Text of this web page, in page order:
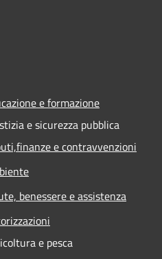
e formazione
e sicurezza pubblica
e contravvenzioni
benessere e assistenza
e pesca